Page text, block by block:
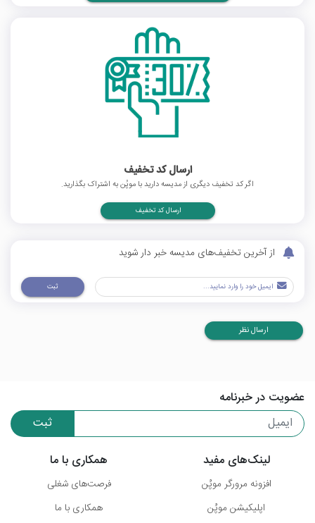
ارسال کد تخفیف
اگر کد تخفیف دیگری از مدیسه دارید با موپُن به اشتراک بگذارید.
ارسال کد تخفیف
از آخرین تخفیف‌های مدیسه خبر دار شوید
ثبت
ارسال نظر
عضویت در خبرنامه
ثبت
لینک‌های مفید
افزونه مرورگر موپُن
اپلیکیشن موپُن
همکاری با ما
فرصت‌های شغلی
همکاری با ما